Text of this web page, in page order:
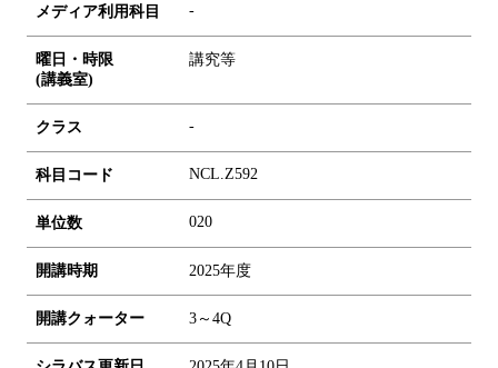
メディア利用科目 -
曜日・時限
(講義室)
講究等
クラス -
科目コード NCL.Z592
単位数 020
開講時期 2025年度
開講クォーター 3～4Q